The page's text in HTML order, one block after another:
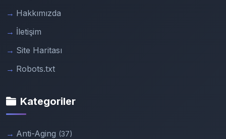
Hakkımızda
İletişim
Site Haritası
Robots.txt
Kategoriler
Anti-Aging (37)